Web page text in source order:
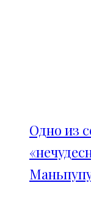
Одно из